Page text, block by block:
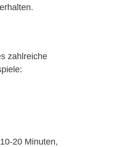
zahlreiche
20 Minuten,